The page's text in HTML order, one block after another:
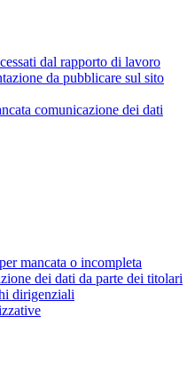
dal rapporto di lavoro
da pubblicare sul sito
comunicazione dei dati
mancata o incompleta
dei dati da parte dei titolari
dirigenziali